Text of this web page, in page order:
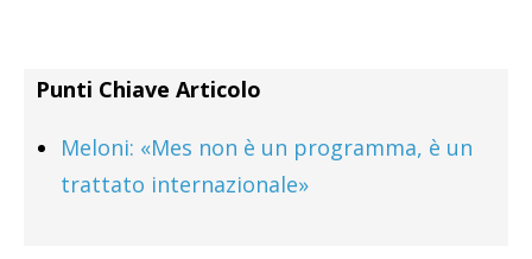
Punti Chiave Articolo
Meloni: «Mes non è un programma, è un
trattato internazionale»